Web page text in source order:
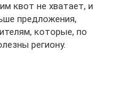
квот не хватает, и
предложения,
которые, по
региону.